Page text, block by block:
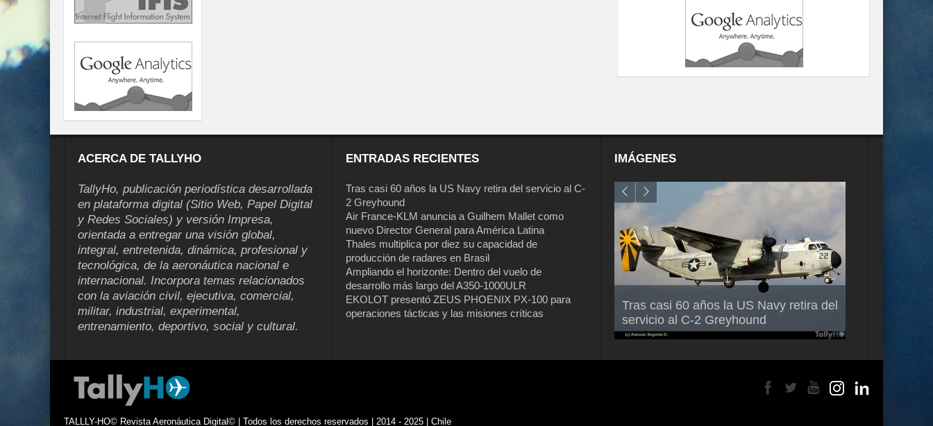
ACERCA DE TALLYHO
TallyHo, publicación periodística desarrollada
en plataforma digital (Sitio Web, Papel Digital
y Redes Sociales) y versión Impresa,
orientada a entregar una visión global,
integral, entretenida, dinámica, profesional y
tecnológica, de la aeronáutica nacional e
internacional. Incorpora temas relacionados
con la aviación civil, ejecutiva, comercial,
militar, industrial, experimental,
entrenamiento, deportivo, social y cultural.
ENTRADAS RECIENTES
Tras casi 60 años la US Navy retira del servicio al C-
2 Greyhound
Air France-KLM anuncia a Guilhem Mallet como
nuevo Director General para América Latina
Thales multiplica por diez su capacidad de
producción de radares en Brasil
Ampliando el horizonte: Dentro del vuelo de
desarrollo más largo del A350-1000ULR
EKOLOT presentó ZEUS PHOENIX PX-100 para
operaciones tácticas y las misiones críticas
IMÁGENES
Tras casi 60 años la US Navy retira del
servicio al C-2 Greyhound
Air France-KLM anuncia a Guilhem
Mallet como nuevo Director General
para América Latina
TALLLY-HO© Revista Aeronáutica Digital© | Todos los derechos reservados | 2014 - 2025 | Chile